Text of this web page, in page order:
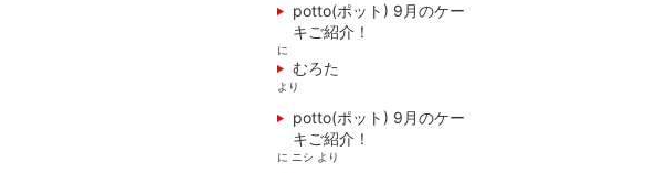
potto(ポット) 9月のケー
キご紹介！
に
むろた
より
potto(ポット) 9月のケー
キご紹介！
に ニシ より